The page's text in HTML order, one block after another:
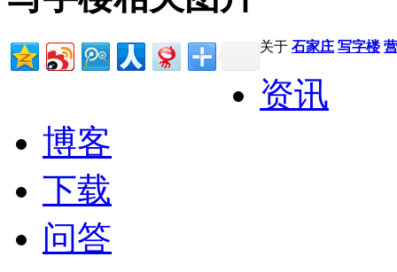
关于 石家庄 写字楼
资讯
博客
下载
问答